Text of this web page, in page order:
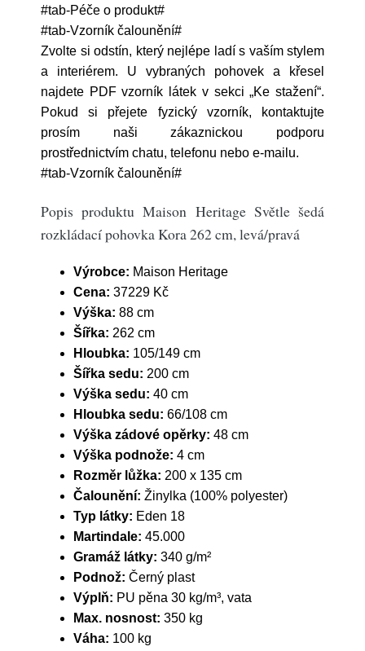
#tab-Péče o produkt#
#tab-Vzorník čalounění#
Zvolte si odstín, který nejlépe ladí s vaším stylem
a interiérem. U vybraných pohovek a křesel
najdete PDF vzorník látek v sekci „Ke stažení“.
Pokud si přejete fyzický vzorník, kontaktujte
prosím naši zákaznickou podporu
prostřednictvím chatu, telefonu nebo e-mailu.
#tab-Vzorník čalounění#
Popis produktu Maison Heritage Světle šedá
rozkládací pohovka Kora 262 cm, levá/pravá
Výrobce: Maison Heritage
Cena: 37229 Kč
Výška: 88 cm
Šířka: 262 cm
Hloubka: 105/149 cm
Šířka sedu: 200 cm
Výška sedu: 40 cm
Hloubka sedu: 66/108 cm
Výška zádové opěrky: 48 cm
Výška podnože: 4 cm
Rozměr lůžka: 200 x 135 cm
Čalounění: Žinylka (100% polyester)
Typ látky: Eden 18
Martindale: 45.000
Gramáž látky: 340 g/m²
Podnož: Černý plast
Výplň: PU pěna 30 kg/m³, vata
Max. nosnost: 350 kg
Váha: 100 kg